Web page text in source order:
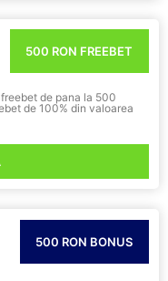
500 RON FREEBET
de pana la 500
de 100% din valoarea
500 RON BONUS